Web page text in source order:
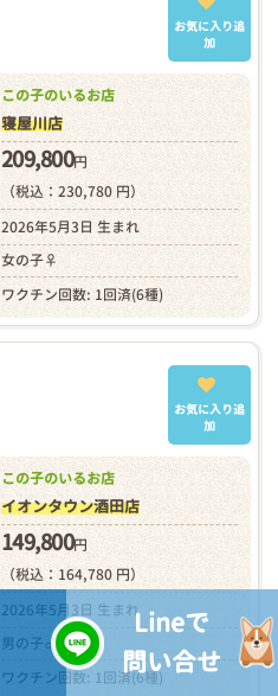
お気に入り追
加
この子のいるお店
寝屋川店
209,800円
（税込：230,780 円）
2026年5月3日 生まれ
女の子♀
ワクチン回数: 1回済(6種)
お気に入り追
加
この子のいるお店
イオンタウン酒田店
149,800円
（税込：164,780 円）
2026年5月3日 生まれ
男の子♂
ワクチン回数: 1回済(6種)
Lineで
問い合せ